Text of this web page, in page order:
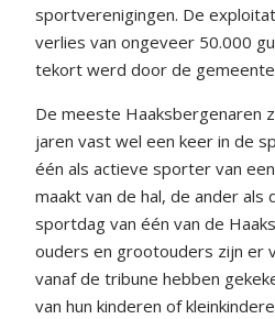
sportverenigingen. De
verlies van ongeveer 50.000
tekort werd door de
De meeste Haaksbergenaren
jaren vast wel een keer in de
één als actieve sporter van
maakt van de hal, de ander als
sportdag van één van de
ouders en grootouders zijn er
vanaf de tribune hebben
van hun kinderen of